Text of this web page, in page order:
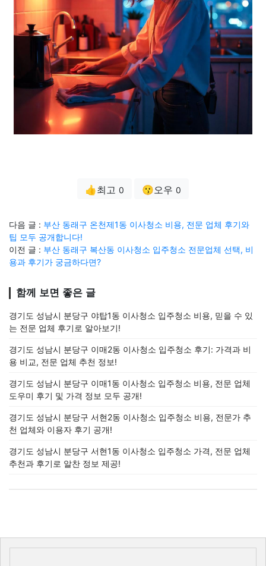
👍최고 0 😗오우 0
다음 글 : 부산 동래구 온천제1동 이사청소 비용, 전문 업체 후기와
팁 모두 공개합니다!
이전 글 : 부산 동래구 복산동 이사청소 입주청소 전문업체 선택, 비
용과 후기가 궁금하다면?
함께 보면 좋은 글
경기도 성남시 분당구 야탑1동 이사청소 입주청소 비용, 믿을 수 있
는 전문 업체 후기로 알아보기!
경기도 성남시 분당구 이매2동 이사청소 입주청소 후기: 가격과 비
용 비교, 전문 업체 추천 정보!
경기도 성남시 분당구 이매1동 이사청소 입주청소 비용, 전문 업체
도우미 후기 및 가격 정보 모두 공개!
경기도 성남시 분당구 서현2동 이사청소 입주청소 비용, 전문가 추
천 업체와 이용자 후기 공개!
경기도 성남시 분당구 서현1동 이사청소 입주청소 가격, 전문 업체
추천과 후기로 알찬 정보 제공!